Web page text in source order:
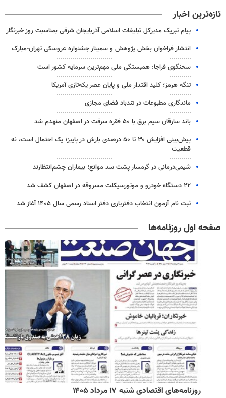
تازه‌ترین اخبار
پیام تبریک مدیرکل تبلیغات اسلامی آذربایجان شرقی بمناسبت روز خبرنگار
انتشار فراخوان بخش پژوهش و سمینار جشنواره عروسکی تهران-مبارک
سخنگوی فراجا: همبستگی ملی مهم‌ترین سرمایه کشور است
تنگه هرمز؛ کلید اقتدار ملی و پایان عصر یکه‌تازی آمریکا
ماندگاری مطبوعات در تندباد فضای مجازی
باند سارقان سیم برق با ۵۰ فقره سرقت در اصفهان منهدم شد
پیش‌بینی افزایش ۳۰ تا ۵۰ درصدی بارش در پاییز؛ یک احتمال است، نه
قطعیت
شیمی‌درمانی در گرمسار پشت سد موانع؛ بیماران چشم‌انتظارند
۲۲ دستگاه خودرو و موتورسیکلت مسروقه در اصفهان کشف شد
ثبت نام آزمون انتخاب دفتریاری دفتر اسناد رسمی سال ۱۴۰۵ آغاز شد
صفحه اول روزنامه‌ها
روزنامه‌های اقتصادی شنبه ۱۷ مرداد ۱۴۰۵